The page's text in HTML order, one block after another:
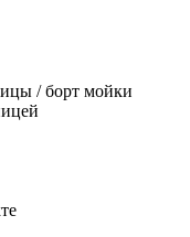
/ борт мойки